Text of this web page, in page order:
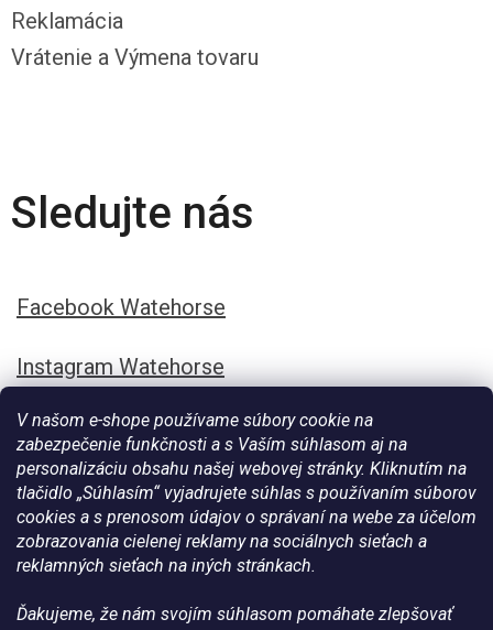
V našom e-shope používame súbory cookie na
zabezpečenie funkčnosti a s Vaším súhlasom aj na
personalizáciu obsahu našej webovej stránky. Kliknutím na
tlačidlo „Súhlasím“ vyjadrujete súhlas s používaním súborov
cookies a s prenosom údajov o správaní na webe za účelom
zobrazovania cielenej reklamy na sociálnych sieťach a
reklamných sieťach na iných stránkach.
Ďakujeme, že nám svojím súhlasom pomáhate zlepšovať
Reklamácia
Vrátenie a Výmena tovaru
Sledujte nás
Facebook Watehorse
Instagram Watehorse